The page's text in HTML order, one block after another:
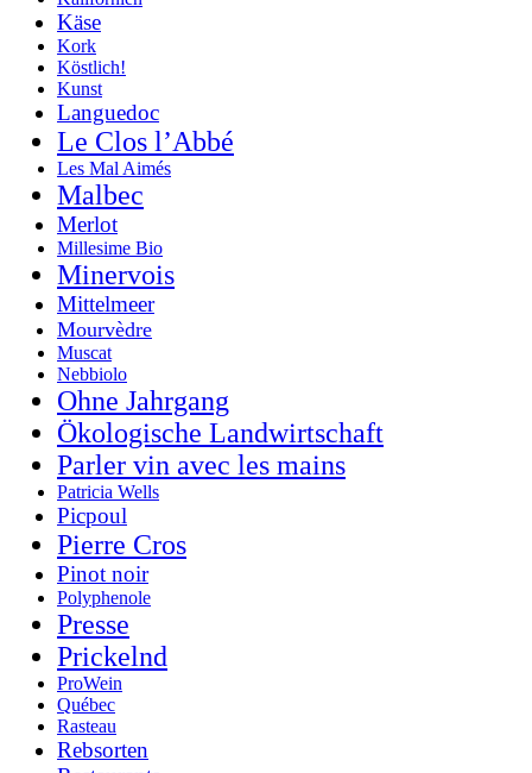
Käse
Kork
Köstlich!
Kunst
Languedoc
Le Clos l’Abbé
Les Mal Aimés
Malbec
Merlot
Millesime Bio
Minervois
Mittelmeer
Mourvèdre
Muscat
Nebbiolo
Ohne Jahrgang
Ökologische Landwirtschaft
Parler vin avec les mains
Patricia Wells
Picpoul
Pierre Cros
Pinot noir
Polyphenole
Presse
Prickelnd
ProWein
Québec
Rasteau
Rebsorten